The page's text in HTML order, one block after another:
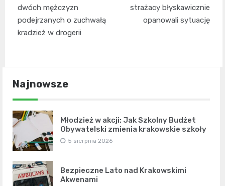
wpisu
dwóch mężczyzn
podejrzanych o zuchwałą
kradzież w drogerii
strażacy błyskawicznie
opanowali sytuację
Najnowsze
Młodzież w akcji: Jak Szkolny Budżet
Obywatelski zmienia krakowskie szkoły
5 sierpnia 2026
Bezpieczne Lato nad Krakowskimi
Akwenami